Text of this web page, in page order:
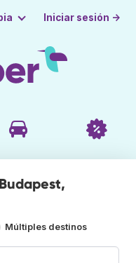
Iniciar sesión →
Múltiples destinos